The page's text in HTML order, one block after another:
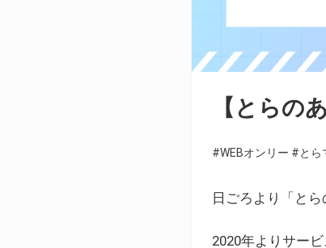
【とらの
#WEBオンリー #とら
日ごろより「とら
2020年よりサー